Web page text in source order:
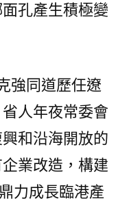
孔產生積極變
強同道歷任遼
人年夜常委會
和沿海開放的
業改造，構建
力成長臨港產